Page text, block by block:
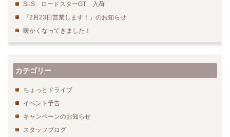
SLS ロードスターGT 入荷
『2月23日営業します！』のお知らせ
暖かくなってきました！
カテゴリー
ちょっとドライブ
イベント予告
キャンペーンのお知らせ
スタッフブログ